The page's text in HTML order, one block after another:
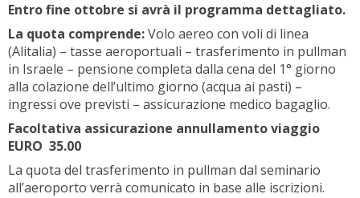
Entro fine ottobre si avrà il programma dettagliato.
La quota comprende:Volo aereo con voli di linea
(Alitalia) – tasse aeroportuali – trasferimento in pullman
in Israele – pensione completa dalla cena del 1° giorno
alla colazione dell’ultimo giorno (acqua ai pasti) –
ingressi ove previsti – assicurazione medico bagaglio.
Facoltativa assicurazione annullamento viaggio
EURO 35.00
La quota del trasferimento in pullman dal seminario
all’aeroporto verrà comunicato in base alle iscrizioni.